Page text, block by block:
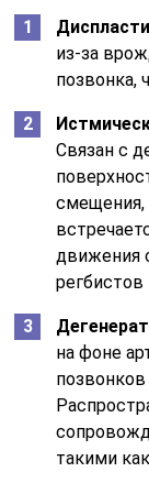
из-за
позвонка,
Связан с
смещения,
движения
регбистов
на фоне
такими